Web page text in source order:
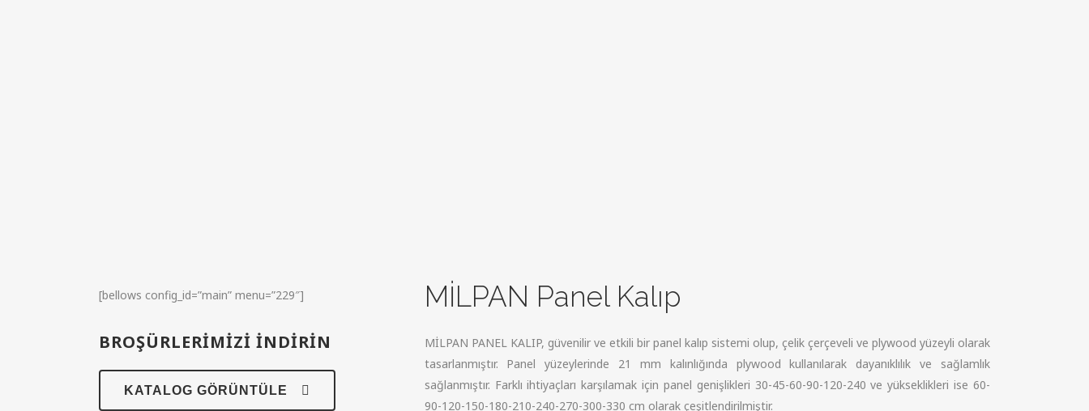
[bellows config_id=”main” menu=”229″]
BROŞÜRLERİMİZİ İNDİRİN
KATALOG GÖRÜNTÜLE
MİLPAN Panel Kalıp
MİLPAN PANEL KALIP, güvenilir ve etkili bir panel kalıp sistemi olup, çelik çerçeveli ve plywood yüzeyli olarak
tasarlanmıştır. Panel yüzeylerinde 21 mm kalınlığında plywood kullanılarak dayanıklılık ve sağlamlık
sağlanmıştır. Farklı ihtiyaçları karşılamak için panel genişlikleri 30-45-60-90-120-240 ve yükseklikleri ise 60-
90-120-150-180-210-240-270-300-330 cm olarak çeşitlendirilmiştir.